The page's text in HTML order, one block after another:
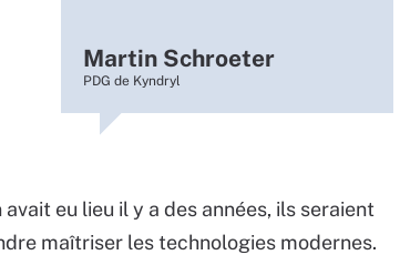
Martin Schroeter
PDG de Kyndryl
eu lieu il y a des années, ils seraient
maîtriser les technologies modernes.